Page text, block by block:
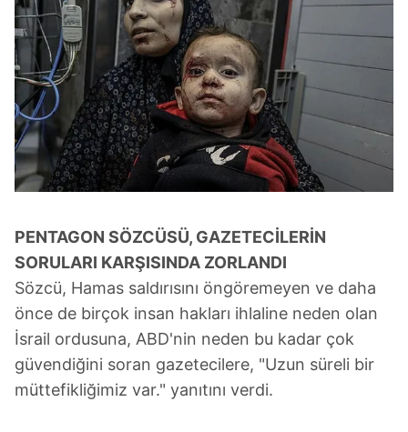
Çerezlere ilişkin tercihlerinizi aşağıda yer alan panel
vasıtasıyla belirleyebilirsiniz. Çerezlere ilişkin detaylı bilgi
için Ayarlar butonuna tıklayabilir,Çerez Bilgilendirme
Metnimizi
ziyaret edebilirsiniz.
6698 sayılı Kişisel Verilerin Korunması Kanunu uyarınca
hazırlanmış Aydınlatma Metnimizi okumak ve sitemizde
ilgili mevzuata uygun olarak kullanılan çerezlerle ilgili bilgi
almak için lütfentıklayınız.
PENTAGON SÖZCÜSÜ, GAZETECİLERİN
SORULARI KARŞISINDA ZORLANDI
Sözcü, Hamas saldırısını öngöremeyen ve daha
önce de birçok insan hakları ihlaline neden olan
İsrail ordusuna, ABD'nin neden bu kadar çok
güvendiğini soran gazetecilere, "Uzun süreli bir
müttefikliğimiz var." yanıtını verdi.